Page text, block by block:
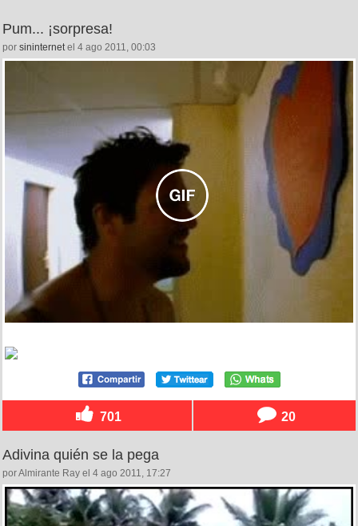
Pum... ¡sorpresa!
por sininternetel 4 ago 2011, 00:03
701 20
Adivina quién se la pega
por Almirante Ray el 4 ago 2011, 17:27